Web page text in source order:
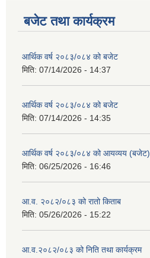
बजेट तथा कार्यक्रम
आर्थिक वर्ष २०८३/०८४ को बजेट
मिति: 07/14/2026 - 14:37
आर्थिक वर्ष २०८३/०८४ को बजेट
मिति: 07/14/2026 - 14:35
आर्थिक वर्ष २०८३/०८४ को आयव्यय (बजेट)
मिति: 06/25/2026 - 16:46
आ.व. २०८२/०८३ को रातो किताब
मिति: 05/26/2026 - 15:22
आ.व.२०८२/०८३ को निति तथा कार्यक्रम